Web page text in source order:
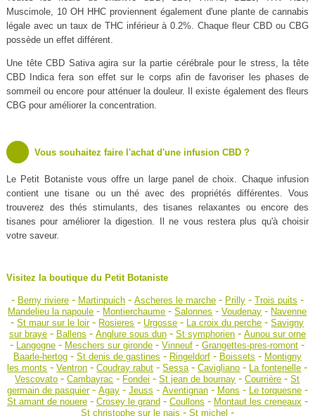
Muscimole, 10 OH HHC proviennent également d'une plante de cannabis
légale avec un taux de THC inférieur à 0.2%. Chaque fleur CBD ou CBG
possède un effet différent.
Une tête CBD Sativa agira sur la partie cérébrale pour le stress, la tête
CBD Indica fera son effet sur le corps afin de favoriser les phases de
sommeil ou encore pour atténuer la douleur. Il existe également des fleurs
CBG pour améliorer la concentration.
Vous souhaitez faire l'achat d'une infusion CBD ?
Le Petit Botaniste vous offre un large panel de choix. Chaque infusion
contient une tisane ou un thé avec des propriétés différentes. Vous
trouverez des thés stimulants, des tisanes relaxantes ou encore des
tisanes pour améliorer la digestion. Il ne vous restera plus qu'à choisir
votre saveur.
Visitez la boutique du Petit Botaniste
- Berny riviere- Martinpuich- Ascheres le marche- Prilly- Trois puits -
Mandelieu la napoule - Montierchaume -Salonnes -Voudenay - Navenne
-St maur sur le loir- Rosieres - Urgosse - La croix du perche -Savigny
sur braye- Ballens - Anglure sous dun- St symphorien- Aunou sur orne
- Langogne - Meschers sur gironde -Vinneuf -Grangettes-pres-romont -
Baarle-hertog- St denis de gastines - Ringeldorf- Boissets - Montigny
les monts -Ventron -Coudray rabut -Sessa -Cavigliano - La fontenelle -
Vescovato -Cambayrac - Fondei -St jean de bournay -Courrière -St
germain de pasquier- Agay- Jeuss - Aventignan- Mons - Le torquesne-
St amant de nouere- Crosey le grand- Coullons - Montaut les creneaux -
St christophe sur le nais - St michel -